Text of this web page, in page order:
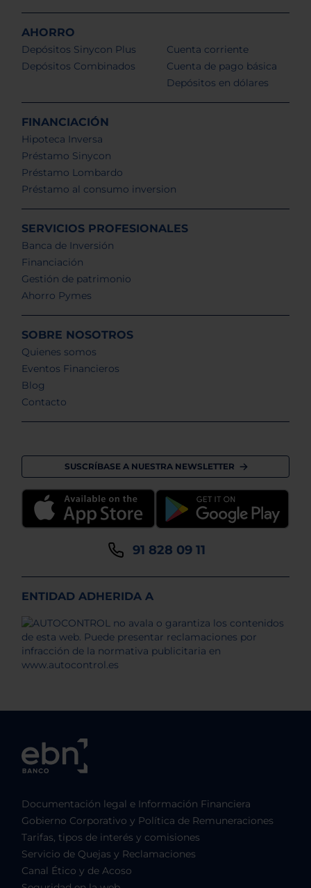
AHORRO
Depósitos Sinycon Plus
Depósitos Combinados
Cuenta corriente
Cuenta de pago básica
Depósitos en dólares
FINANCIACIÓN
Hipoteca Inversa
Préstamo Sinycon
Préstamo Lombardo
Préstamo al consumo inversion
SERVICIOS PROFESIONALES
Banca de Inversión
Financiación
Gestión de patrimonio
Ahorro Pymes
SOBRE NOSOTROS
Quienes somos
Eventos Financieros
Blog
Contacto
SUSCRÍBASE A NUESTRA NEWSLETTER
91 828 09 11
ENTIDAD ADHERIDA A
Documentación legal e Información Financiera
Gobierno Corporativo y Política de Remuneraciones
Tarifas, tipos de interés y comisiones
Servicio de Quejas y Reclamaciones
Canal Ético y de Acoso